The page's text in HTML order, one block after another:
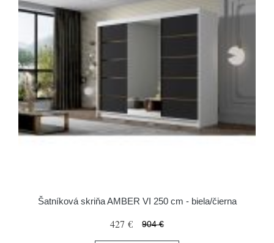
Šatníková skriňa AMBER VI 250 cm - biela/čierna
427 € 904 €